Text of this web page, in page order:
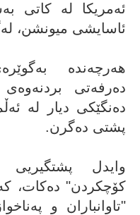
ئەمریکا لە کاتی
ئاسایشی میونشن،
هەرچەندە
دەرفەتی
دەنگێکی دیار لە
پشتی دەگرن.
وایدل
کۆچکردن" دەکات، کە
"تاوانباران و